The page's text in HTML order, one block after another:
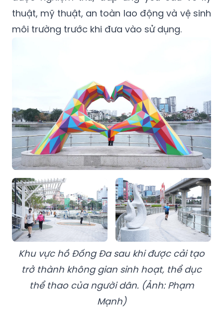
thuật, mỹ thuật, an toàn lao động và vệ sinh
môi trường trước khi đưa vào sử dụng.
Khu vực hồ Đống Đa sau khi được cải tạo
trở thành không gian sinh hoạt, thể dục
thể thao của người dân. (Ảnh: Phạm
Mạnh)